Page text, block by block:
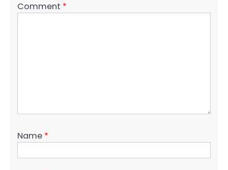
Comment *
Name *